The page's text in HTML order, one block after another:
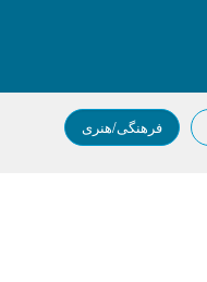
فرهنگی/هنری